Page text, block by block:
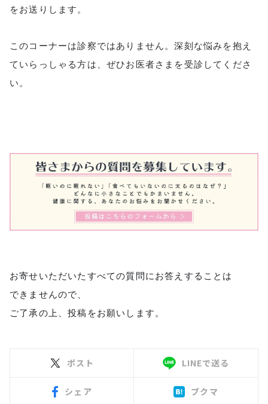
をお送りします。
このコーナーは診察ではありません。深刻な悩みを抱え
ていらっしゃる方は、ぜひお医者さまを受診してくださ
い。
お寄せいただいたすべての質問にお答えすることは
できませんので、
ご了承の上、投稿をお願いします。
ポスト LINEで送る
シェア ブクマ